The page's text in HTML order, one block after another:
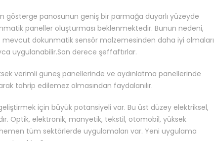
panosunun geniş bir parmağa duyarlı yüzeyde
paneller oluşturması beklenmektedir. Bunun nedeni,
dokunmatik sensör malzemesinden daha iyi
uygulanabilir.Son derece şeffaftırlar.
verimli güneş panellerinde ve aydınlatma panellerinde
tahrip edilemez olmasından faydalanılır.
için büyük potansiyeli var. Bu üst düzey elektriksel,
Optik, elektronik, manyetik, tekstil, otomobil, yüksek
tüm sektörlerde uygulamaları var. Yeni uygulama